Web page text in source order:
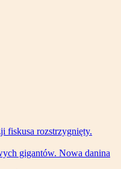
fiskusa rozstrzygnięty.
gigantów. Nowa danina